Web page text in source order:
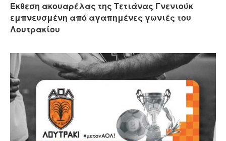
Έκθεση ακουαρέλας της Τετιάνας Γνενιούκ
εμπνευσμένη από αγαπημένες γωνιές του
Λουτρακίου